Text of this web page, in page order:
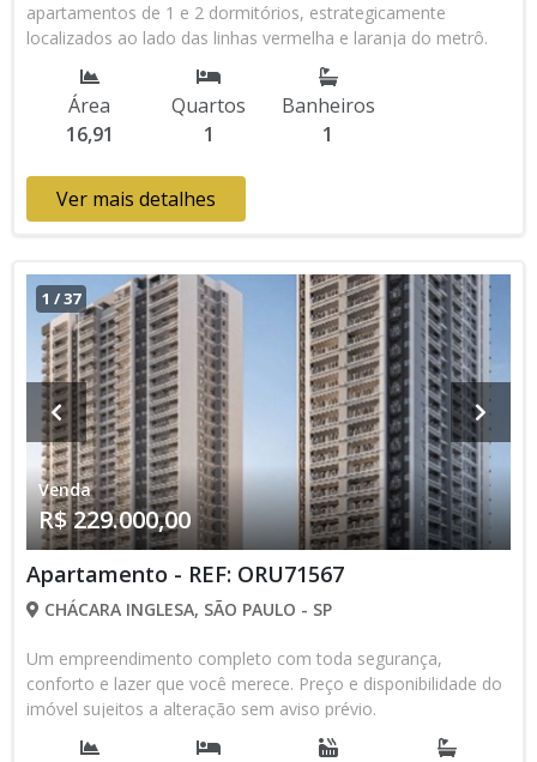
apartamentos de 1 e 2 dormitórios, estrategicamente
localizados ao lado das linhas vermelha e laranja do metrô.
Uma vida cercada por conveniências, com o Bourbon
Shopping e o Allianz Parque nas proximidades. Com lazer
completo para todos os momentos, a diversão está sempre
à mão. Nossos apartamentos oferecem o equilíbrio perfeito
Vila Romana é a escolha inteligente para sua vida em São
Paulo. Preço e disponibilidade do imóvel sujeitos a alteração
Área
16,91
Quartos
1
Banheiros
1
Ver mais detalhes
1 /37
Venda
R$ 229.000,00
Apartamento - REF: ORU71567
CHÁCARA INGLESA, SÃO PAULO - SP
Um empreendimento completo com toda segurança,
conforto e lazer que você merece. Preço e disponibilidade do
imóvel sujeitos a alteração sem aviso prévio.